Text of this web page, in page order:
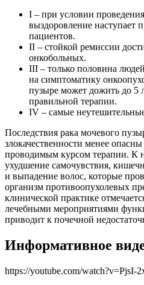
I – при условии
выздоровление наступает
пациентов.
II – стойкой ремиссии
онкобольных.
III – только половина
на симптоматику
пузыре может дожить до 5
правильной терапии.
IV – самые
Последствия рака мочевого
злокачественности менее
проводимым курсом терапии. К
ухудшение самочувствия,
и выпадение волос, которые
организм противоопухолевых
клинической практике
лечебными мероприятиями
приводит к почечной
Информативное
https://youtube.com/watch?v=PjsI-